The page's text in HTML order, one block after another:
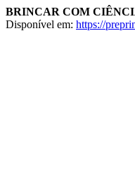
BRINCAR COM
Disponível em: https://